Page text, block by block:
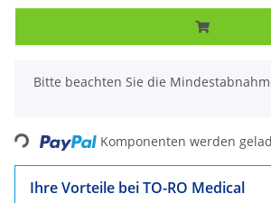
x
Bitte beachten Sie die
Loading... Komponenten werden
Ihre Vorteile bei TO-RO Medical